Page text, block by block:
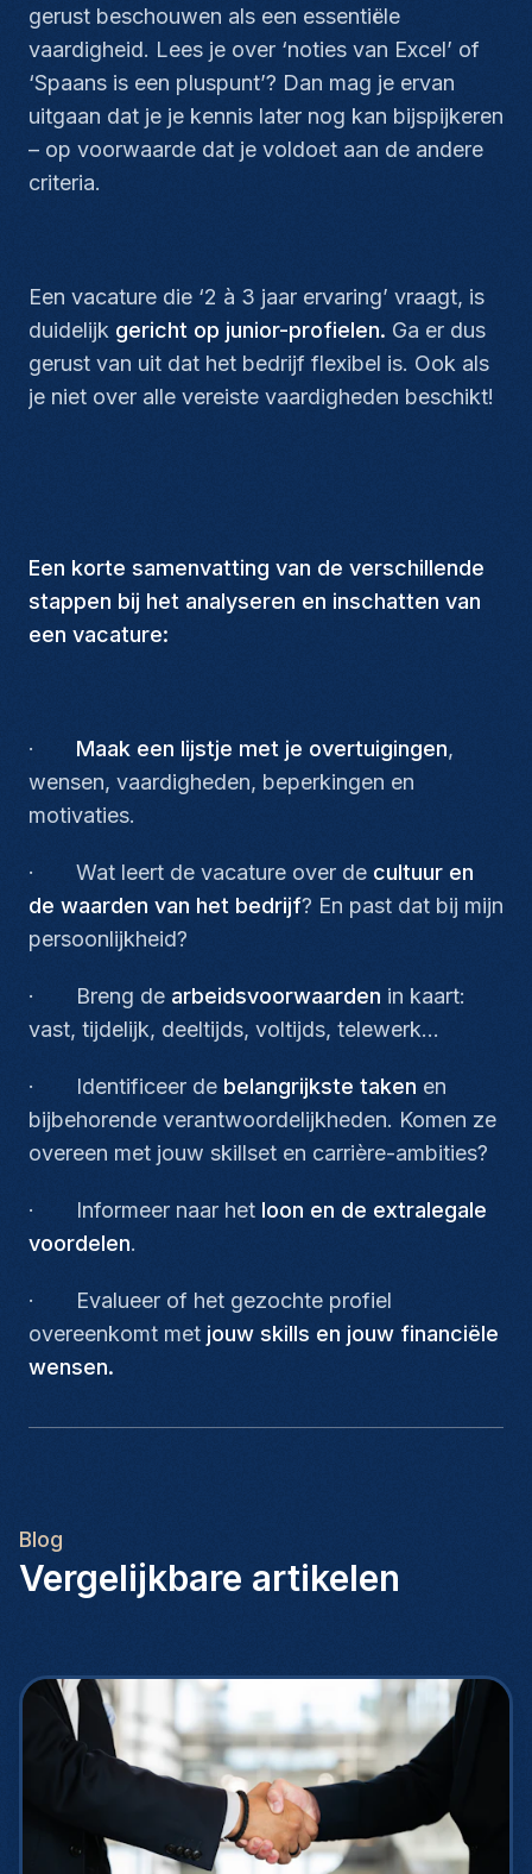
gerust beschouwen als een essentiële
vaardigheid. Lees je over ‘noties van Excel’ of
‘Spaans is een pluspunt’? Dan mag je ervan
uitgaan dat je je kennis later nog kan bijspijkeren
– op voorwaarde dat je voldoet aan de andere
criteria.
Een vacature die ‘2 à 3 jaar ervaring’ vraagt, is
duidelijk gericht op junior-profielen. Ga er dus
gerust van uit dat het bedrijf flexibel is. Ook als
je niet over alle vereiste vaardigheden beschikt!
Een korte samenvatting van de verschillende
stappen bij het analyseren en inschatten van
een vacature:
· Maak een lijstje met je overtuigingen,
wensen, vaardigheden, beperkingen en
motivaties.
· Wat leert de vacature over de cultuur en
de waarden van het bedrijf? En past dat bij mijn
persoonlijkheid?
· Breng de arbeidsvoorwaarden in kaart:
vast, tijdelijk, deeltijds, voltijds, telewerk…
· Identificeer de belangrijkste taken en
bijbehorende verantwoordelijkheden. Komen ze
overeen met jouw skillset en carrière-ambities?
· Informeer naar het loon en de extralegale
voordelen.
· Evalueer of het gezochte profiel
overeenkomt met jouw skills en jouw financiële
wensen.
Blog
Vergelijkbare artikelen